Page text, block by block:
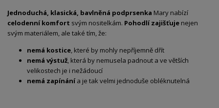
Jednoduchá, klasická, bavlněná podprsenka Mary nabízí
celodenní komfort svým nositelkám. Pohodlí zajišťuje nejen
svým materiálem, ale také tím, že:
nemá kostice, které by mohly nepříjemně dřít
nemá výstuž, která by nemusela padnout a ve větších
velikostech je i nežádoucí
nemá zapínánía je tak velmi jednoduše obléknutelná